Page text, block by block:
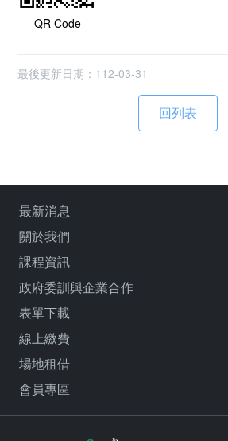
QR Code
最後更新日期：112-03-31
最新消息
關於我們
課程資訊
政府委訓與企業合作
表單下載
線上繳費
場地租借
會員專區